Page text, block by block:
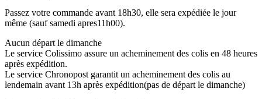
Passez votre commande avant 18h30, elle sera expédiée le jour
même (sauf samedi apres11h00).
Aucun départ le dimanche
Le service Colissimo assure un acheminement des colis en 48 heures
après expédition.
Le service Chronopost garantit un acheminement des colis au
lendemain avant 13h après expédition(pas de départ le dimanche)